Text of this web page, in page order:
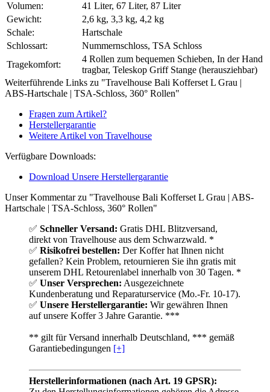
Volumen:
41 Liter, 67 Liter, 87 Liter
Gewicht:
2,6 kg, 3,3 kg, 4,2 kg
Schale:
Hartschale
Schlossart:
Nummernschloss, TSA Schloss
Tragekomfort:
4 Rollen zum bequemen Schieben, In der Hand
tragbar, Teleskop Griff Stange (herausziehbar)
Weiterführende Links zu "Travelhouse Bali Kofferset L Grau |
ABS-Hartschale | TSA-Schloss, 360° Rollen"
Fragen zum Artikel?
Herstellergarantie
Weitere Artikel von Travelhouse
Verfügbare Downloads:
Download Unsere Herstellergarantie
Unser Kommentar zu "Travelhouse Bali Kofferset L Grau | ABS-
Hartschale | TSA-Schloss, 360° Rollen"
✅ Schneller Versand: Gratis DHL Blitzversand,
direkt von Travelhouse aus dem Schwarzwald. *
✅ Risikofrei bestellen: Der Koffer hat Ihnen nicht
gefallen? Kein Problem, retournieren Sie ihn gratis mit
unserem DHL Retourenlabel innerhalb von 30 Tagen. *
✅ Unser Versprechen: Ausgezeichnete
Kundenberatung und Reparaturservice (Mo.-Fr. 10-17).
✅ Unsere Herstellergarantie: Wir gewähren Ihnen
auf unsere Koffer 3 Jahre Garantie. ***
** gilt für Versand innerhalb Deutschland, *** gemäß
Garantiebedingungen [+]
Herstellerinformationen (nach Art. 19 GPSR):